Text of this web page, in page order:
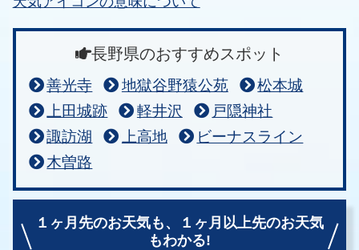
長野県のおすすめスポット
善光寺 地獄谷野猿公苑
松本城
上田城跡
軽井沢
戸隠神社
諏訪湖
上高地
ビーナスライン
木曽路
１ヶ月先のお天気も、
１ヶ月以上先のお天気
もわかる!